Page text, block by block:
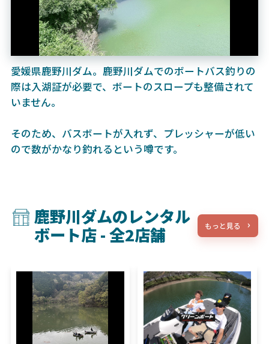
愛媛県鹿野川ダム。鹿野川ダムでのボートバス釣りの
際は入湖証が必要で、ボートのスロープも整備されて
いません。
そのため、バスボートが入れず、プレッシャーが低い
ので数がかなり釣れるという噂です。
鹿野川ダムのレンタル
ボート店 - 全2店舗
もっと見る